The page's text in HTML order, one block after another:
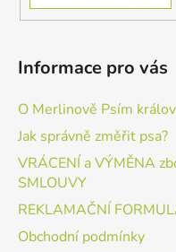
Informace pro vás
O Merlinově Psím
Jak správně změřit psa?
VRÁCENÍ a VÝMĚNA
SMLOUVY
REKLAMAČNÍ
Obchodní podmínky